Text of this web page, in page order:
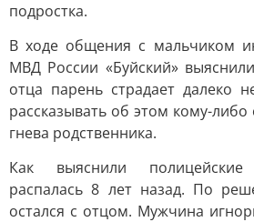
подростка.
В ходе общения с мальчиком
МВД России «Буйский»
отца парень страдает далеко
рассказывать об этом кому-либо
гнева родственника.
Как выяснили
распалась 8 лет назад. По
остался с отцом. Мужчина